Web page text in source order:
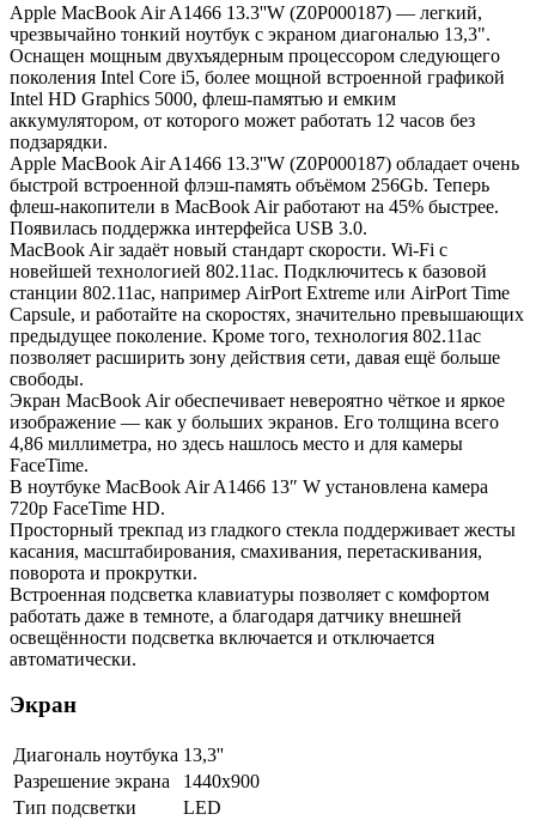
Apple MacBook Air A1466 13.3''W (Z0P000187) — легкий,
чрезвычайно тонкий ноутбук с экраном диагональю 13,3".
Оснащен мощным двухъядерным процессором следующего
поколения Intel Core i5, более мощной встроенной графикой
Intel HD Graphics 5000, флеш-памятью и емким
аккумулятором, от которого может работать 12 часов без
подзарядки.
Apple MacBook Air A1466 13.3''W (Z0P000187) обладает очень
быстрой встроенной флэш-память объёмом 256Gb. Теперь
флеш-накопители в MacBook Air работают на 45% быстрее.
Появилась поддержка интерфейса USB 3.0.
MacBook Air задаёт новый стандарт скорости. Wi-Fi с
новейшей технологией 802.11ac. Подключитесь к базовой
станции 802.11ac, например AirPort Extreme или AirPort Time
Capsule, и работайте на скоростях, значительно превышающих
предыдущее поколение. Кроме того, технология 802.11ac
позволяет расширить зону действия сети, давая ещё больше
свободы.
Экран MacBook Air обеспечивает невероятно чёткое и яркое
изображение — как у больших экранов. Его толщина всего
4,86 миллиметра, но здесь нашлось место и для камеры
FaceTime.
В ноутбуке MacBook Air A1466 13″ W установлена камера
720p FaceTime HD.
Просторный трекпад из гладкого стекла поддерживает жесты
касания, масштабирования, смахивания, перетаскивания,
поворота и прокрутки.
Встроенная подсветка клавиатуры позволяет с комфортом
работать даже в темноте, а благодаря датчику внешней
освещённости подсветка включается и отключается
автоматически.
Экран
Диагональ ноутбука 13,3''
Разрешение экрана
1440x900
Тип подсветки
LED